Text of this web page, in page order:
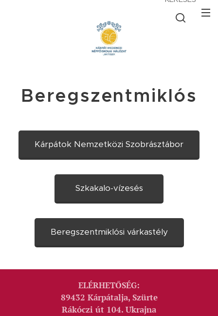
Beregszentmiklós
Kárpátok Nemzetközi Szobrásztábor
Szkakalo-vízesés
Beregszentmiklósi várkastély
ELÉRHETŐSÉG:
89432 Kárpátalja, Szürte
Rákóczi út 104. Ukrajna